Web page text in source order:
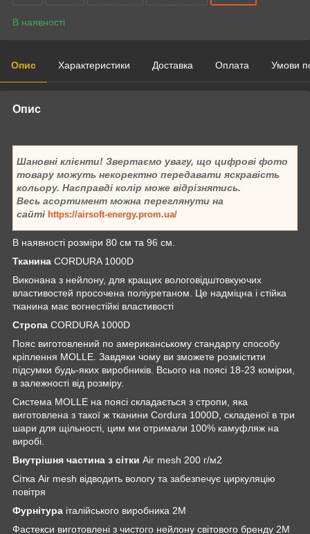
В наявності
Опис Характеристики Доставка Оплата Умови
Опис
Шановні клієнти! Звертаємо увагу, що цифрові фото
товару можуть некоректно передавати яскравість
кольору. Насправді колір може відрізнятись.
Весь асортимент можна переглянути на
сайті https://airsoft-energy.prom.ua/
В наявності розміри 80 см та 96 см.
Тканина CORDURA 1000D
Виконана з нейлону, для кращих вологовідштовкуючих
властивостей просочена поліуретаном. Це надміцна і стійка
тканина має вогнестійкі властивості
Стропа CORDURA 1000D
Пояс виготовлений по американському стандарту способу
кріплення MOLLE. Завдяки чому ви зможете розмістити
підсумки будь-яких виробників. Всього на поясі 18-23 комірки,
в залежності від розміру.
Система MOLLE на поясі складається з стропи, яка
виготовлена ​​з такої ж тканини Cordura 1000D, складеної в три
шари для щільності, цим ми отримали 100% камуфляж на
виробі.
Внутрішня частина з сітки Air mesh 200 г/м2
Сітка Air mesh відводить вологу та забезпечує циркуляцію
повітря
Фурнітура італійського виробника 2М
Фастекси виготовлені з чистого нейлону світового бренду 2М